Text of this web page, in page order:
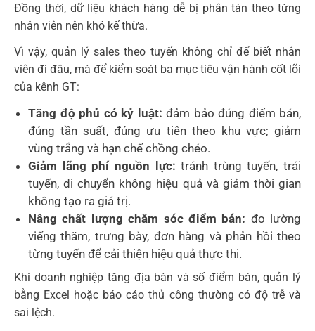
Đồng thời, dữ liệu khách hàng dễ bị phân tán theo từng
nhân viên nên khó kế thừa.
Vì vậy, quản lý sales theo tuyến không chỉ để biết nhân
viên đi đâu, mà để kiểm soát ba mục tiêu vận hành cốt lõi
của kênh GT:
Tăng độ phủ có kỷ luật: đảm bảo đúng điểm bán,
đúng tần suất, đúng ưu tiên theo khu vực; giảm
vùng trắng và hạn chế chồng chéo.
Giảm lãng phí nguồn lực: tránh trùng tuyến, trái
tuyến, di chuyển không hiệu quả và giảm thời gian
không tạo ra giá trị.
Nâng chất lượng chăm sóc điểm bán: đo lường
viếng thăm, trưng bày, đơn hàng và phản hồi theo
từng tuyến để cải thiện hiệu quả thực thi.
Khi doanh nghiệp tăng địa bàn và số điểm bán, quản lý
bằng Excel hoặc báo cáo thủ công thường có độ trễ và
sai lệch.